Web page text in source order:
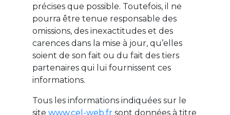
précises que possible. Toutefois, il ne
pourra être tenue responsable des
omissions, des inexactitudes et des
carences dans la mise à jour, qu’elles
soient de son fait ou du fait des tiers
partenaires qui lui fournissent ces
informations.
Tous les informations indiquées sur le
site www.cel-web.fr sont données à titre